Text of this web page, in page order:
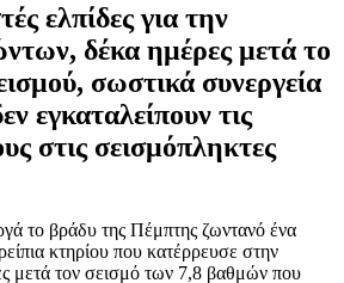
ελπίδες για την
δέκα ημέρες μετά το
σωστικά συνεργεία
εγκαταλείπουν τις
στις σεισμόπληκτες
το βράδυ της Πέμπτης ζωντανό ένα
κτηρίου που κατέρρευσε στην
μετά τον σεισμό των 7,8 βαθμών που